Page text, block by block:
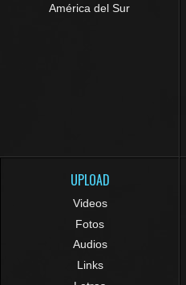
América del Sur
UPLOAD
Videos
Fotos
Audios
Links